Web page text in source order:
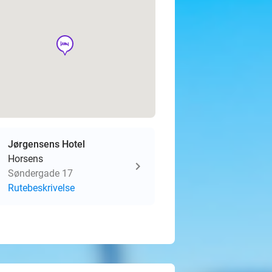
hotel
Jørgensens Hotel
Horsens
Søndergade 17
Rutebeskrivelse